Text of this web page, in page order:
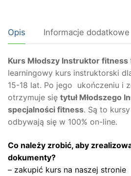
-
Fitness
wiek
15-
18
lat
Opis Informacje dodatkowe
Kurs Młodszy Instruktor fitness
learningowy kurs instruktorski
15-18 lat. Po jego ukończeniu i
otrzymuje się tytuł Młodszego
specjalności fitness. Są to
odbywają się w 100% on-line.
Co należy zrobić, aby
dokumenty?
– zakupić kurs na naszej stronie